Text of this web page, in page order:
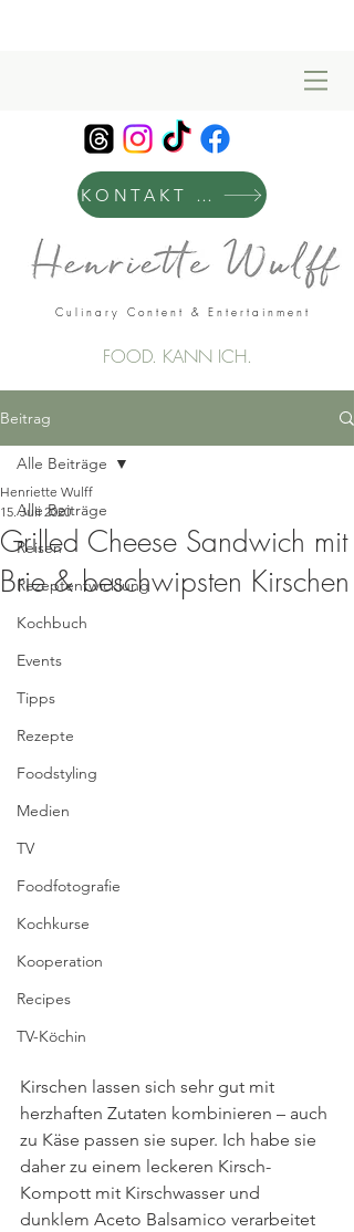
KONTAKT & MANAGEMENT
Culinary Content & Entertainment
FOOD. KANN ICH.
Beitrag
Alle Beiträge
Reisen
Rezeptentwicklung
Kochbuch
Events
Tipps
Rezepte
Foodstyling
Medien
TV
Foodfotografie
Kochkurse
Kooperation
Recipes
TV-Köchin
Alle Beiträge
Grilled Cheese Sandwich mit
Brie & beschwipsten Kirschen
Henriette Wulff
15. Juli 2020
Kirschen lassen sich sehr gut mit
herzhaften Zutaten kombinieren – auch
zu Käse passen sie super. Ich habe sie
daher zu einem leckeren Kirsch-
Kompott mit Kirschwasser und
dunklem Aceto Balsamico verarbeitet